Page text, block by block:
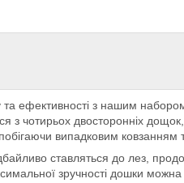
ефективності з нашим
з чотирьох двосторонніх
випадковим
ставляться до лез,
зручності дошки